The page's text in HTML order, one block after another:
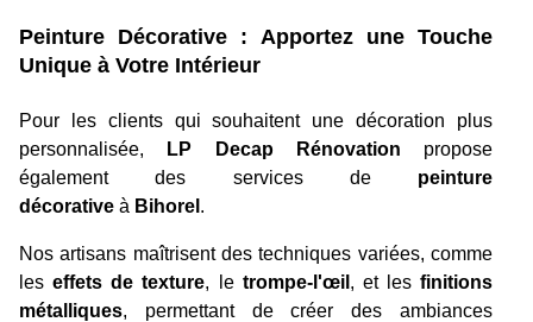
Peinture Décorative : Apportez une Touche
Unique à Votre Intérieur
Pour les clients qui souhaitent une décoration plus
personnalisée,
LP Decap Rénovation propose
également des services de peinture
décorative à Bihorel .
Nos artisans maîtrisent des techniques variées, comme
leseffets de texture, le trompe-l'œil , et les finitions
métalliques, permettant de créer des ambiances